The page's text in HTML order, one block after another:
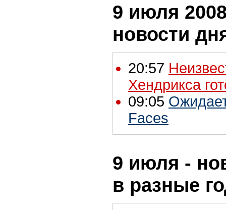
9 июля
новости
20:57
Хендрикса
09:05
Faces
9 июля -
в разные